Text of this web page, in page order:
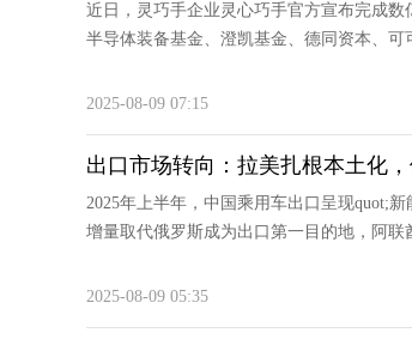
近日，灵巧手企业灵心巧手官方宣布完成
半导体装备基金、澄凯基金、德同资本、
2025-08-09 07:15
出口市场转向：拉美扎根本土化
2025年上半年，中国乘用车出口呈现quot;
增量取代俄罗斯成为出口第一目的地，阿联
2025-08-09 05:35